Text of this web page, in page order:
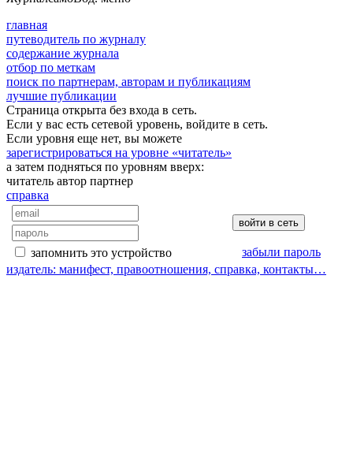
главная
путеводитель по журналу
содержание журнала
отбор по меткам
поиск по партнерам, авторам и публикациям
лучшие публикации
Страница открыта без входа в сеть.
Если у вас есть сетевой уровень, войдите в сеть.
Если уровня еще нет, вы можете
зарегистрироваться на уровне «читатель»
а затем подняться по уровням вверх:
читатель автор партнер
справка
запомнить это устройство
забыли пароль
издатель: манифест, правоотношения, справка, контакты…